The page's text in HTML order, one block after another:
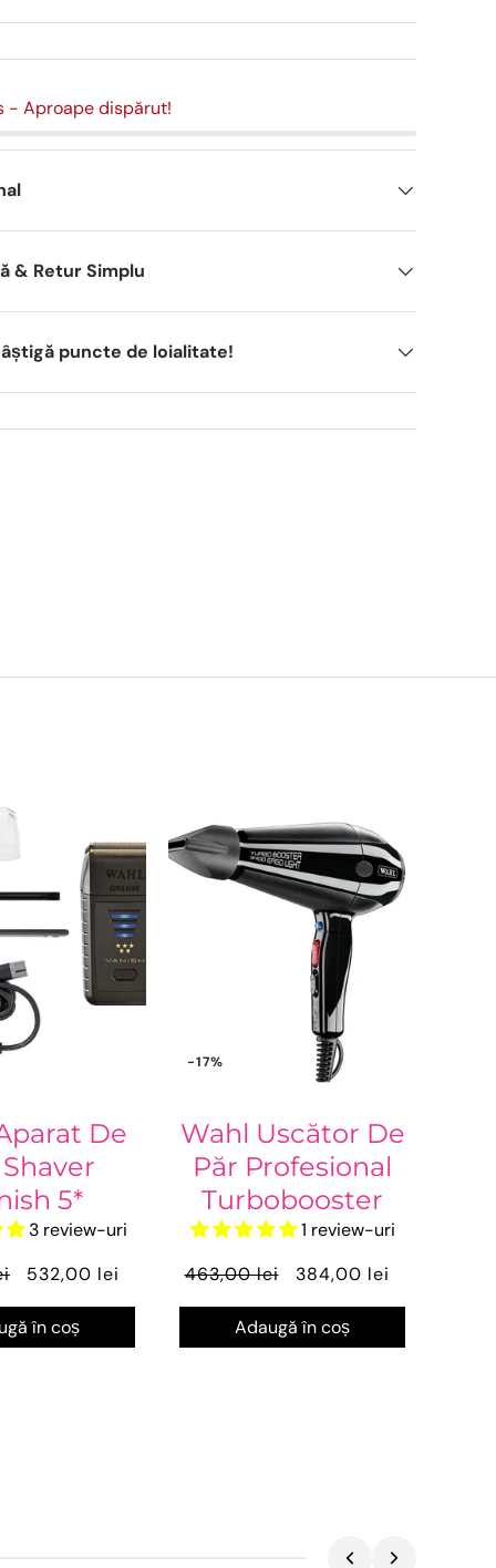
- Aproape dispărut!
& Retur Simplu
puncte de loialitate!
De
Shaver
5*
3 review-uri
532,00 lei
în coș
-17%
Wahl Uscător De
Păr Profesional
Turbobooster
1 review-uri
463,00 lei
384,00 lei
Adaugă în coș